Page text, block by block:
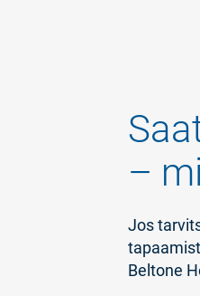
–
Jos
Beltone